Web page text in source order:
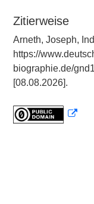
Zitierweise
Arneth, Joseph,
https://
biographie.de/
[08.08.2026].